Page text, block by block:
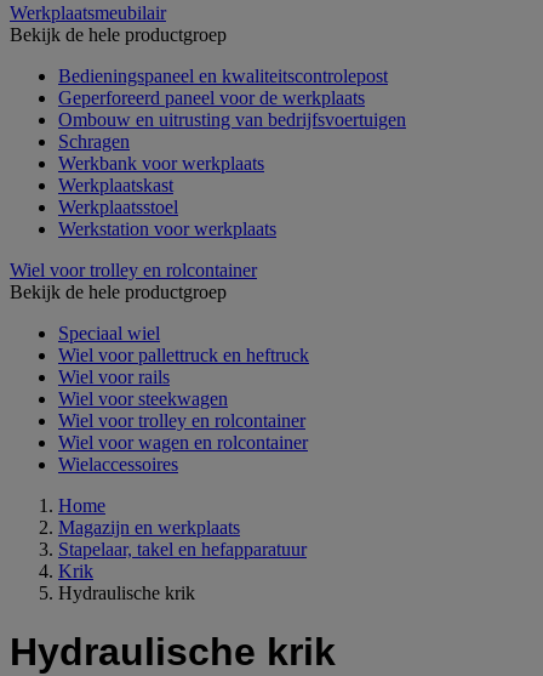
Werkplaatsmeubilair
Bekijk de hele productgroep
Bedieningspaneel en kwaliteitscontrolepost
Geperforeerd paneel voor de werkplaats
Ombouw en uitrusting van bedrijfsvoertuigen
Schragen
Werkbank voor werkplaats
Werkplaatskast
Werkplaatsstoel
Werkstation voor werkplaats
Wiel voor trolley en rolcontainer
Bekijk de hele productgroep
Speciaal wiel
Wiel voor pallettruck en heftruck
Wiel voor rails
Wiel voor steekwagen
Wiel voor trolley en rolcontainer
Wiel voor wagen en rolcontainer
Wielaccessoires
Home
Magazijn en werkplaats
Stapelaar, takel en hefapparatuur
Krik
Hydraulische krik
Hydraulische krik